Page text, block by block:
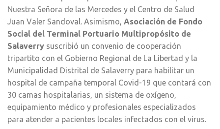
Nuestra Señora de las Mercedes y el Centro de Salud
Juan Valer Sandoval. Asimismo, Asociación de Fondo
Social del Terminal Portuario Multipropósito de
Salaverry suscribió un convenio de cooperación
tripartito con el Gobierno Regional de La Libertad y la
Municipalidad Distrital de Salaverry para habilitar un
hospital de campaña temporal Covid-19 que contará con
30 camas hospitalarias, un sistema de oxígeno,
equipamiento médico y profesionales especializados
para atender a pacientes locales infectados con el virus.